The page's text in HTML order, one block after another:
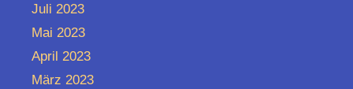
Juli 2023
Mai 2023
April 2023
März 2023